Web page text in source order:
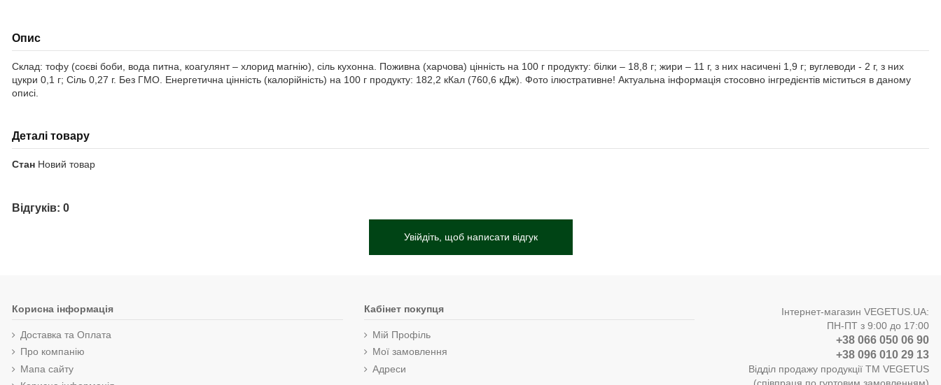
Опис
Склад: тофу (соєві боби, вода питна, коагулянт – хлорид магнію), сіль кухонна. Поживна (харчова) цінність на 100 г продукту: білки – 18,8 г; жири – 11 г, з них насичені 1,9 г; вуглеводи - 2 г, з них
цукри 0,1 г; Сіль 0,27 г. Без ГМО. Енергетична цінність (калорійність) на 100 г продукту: 182,2 кКал (760,6 кДж). Фото ілюстративне! Актуальна інформація стосовно інгредієнтів міститься в даному
описі.
Деталі товару
Стан Новий товар
Відгуків: 0
Увійдіть, щоб написати відгук
Корисна інформація
Доставка та Оплата
Про компанію
Мапа сайту
Кабінет покупця
Мій Профіль
Мої замовлення
Адреси
Інтернет-магазин VEGETUS.UA:
ПН-ПТ з 9:00 до 17:00
+38 066 050 06 90
+38 096 010 29 13
Відділ продажу продукції ТМ VEGETUS